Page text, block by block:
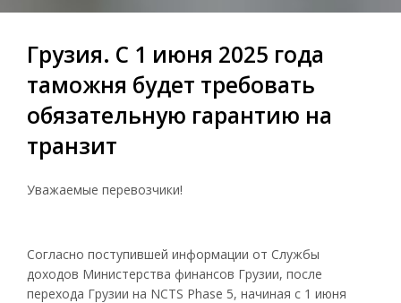
Грузия. С 1 июня 2025 года
таможня будет требовать
обязательную гарантию на
транзит
Уважаемые перевозчики!
Согласно поступившей информации от Службы
доходов Министерства финансов Грузии, после
перехода Грузии на NCTS Phase 5, начиная с 1 июня